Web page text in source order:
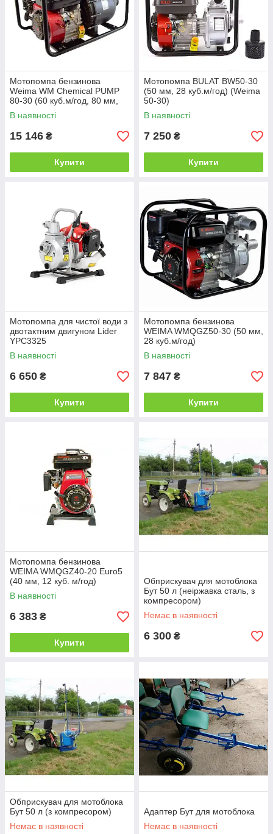
Мотопомпа бензинова
Weima WM Chemical PUMP
80-30 (60 куб.м/год, 80 мм,
для агресивної рідини)
В наявності
15 146 ₴
Купити
Мотопомпа BULAT BW50-30
(50 мм, 28 куб.м/год) (Weima
50-30)
В наявності
7 250 ₴
Купити
Мотопомпа для чистої води з
двотактним двигуном Lider
YPC3325
В наявності
6 650 ₴
Купити
Мотопомпа бензинова
WEIMA WMQGZ50-30 (50 мм,
28 куб.м/год)
В наявності
7 847 ₴
Купити
Мотопомпа бензинова
WEIMA WMQGZ40-20 Euro5
(40 мм, 12 куб. м/год)
В наявності
6 383 ₴
Купити
Обприскувач для мотоблока
Бут 50 л (неіржавка сталь, з
компресором)
Немає в наявності
6 300 ₴
Обприскувач для мотоблока
Бут 50 л (з компресором)
Немає в наявності
Адаптер Бут для мотоблока
Немає в наявності